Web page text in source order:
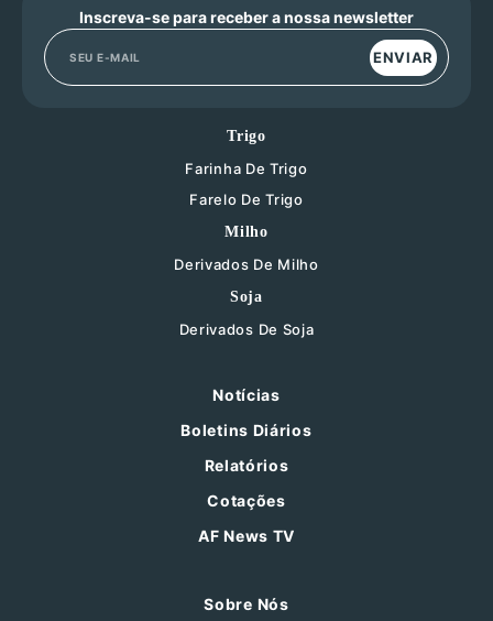
Inscreva-se para receber a nossa newsletter
ENVIAR
Trigo
Farinha De Trigo
Farelo De Trigo
Milho
Derivados De Milho
Soja
Derivados De Soja
Notícias
Boletins Diários
Relatórios
Cotações
AF News TV
Sobre Nós